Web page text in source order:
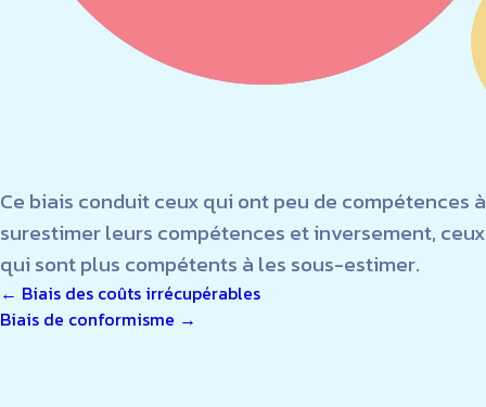
Ce biais conduit ceux qui ont peu de compétences à
surestimer leurs compétences et inversement, ceux
qui sont plus compétents à les sous-estimer.
NAVIGATION
← Biais des coûts irrécupérables
Biais de conformisme →